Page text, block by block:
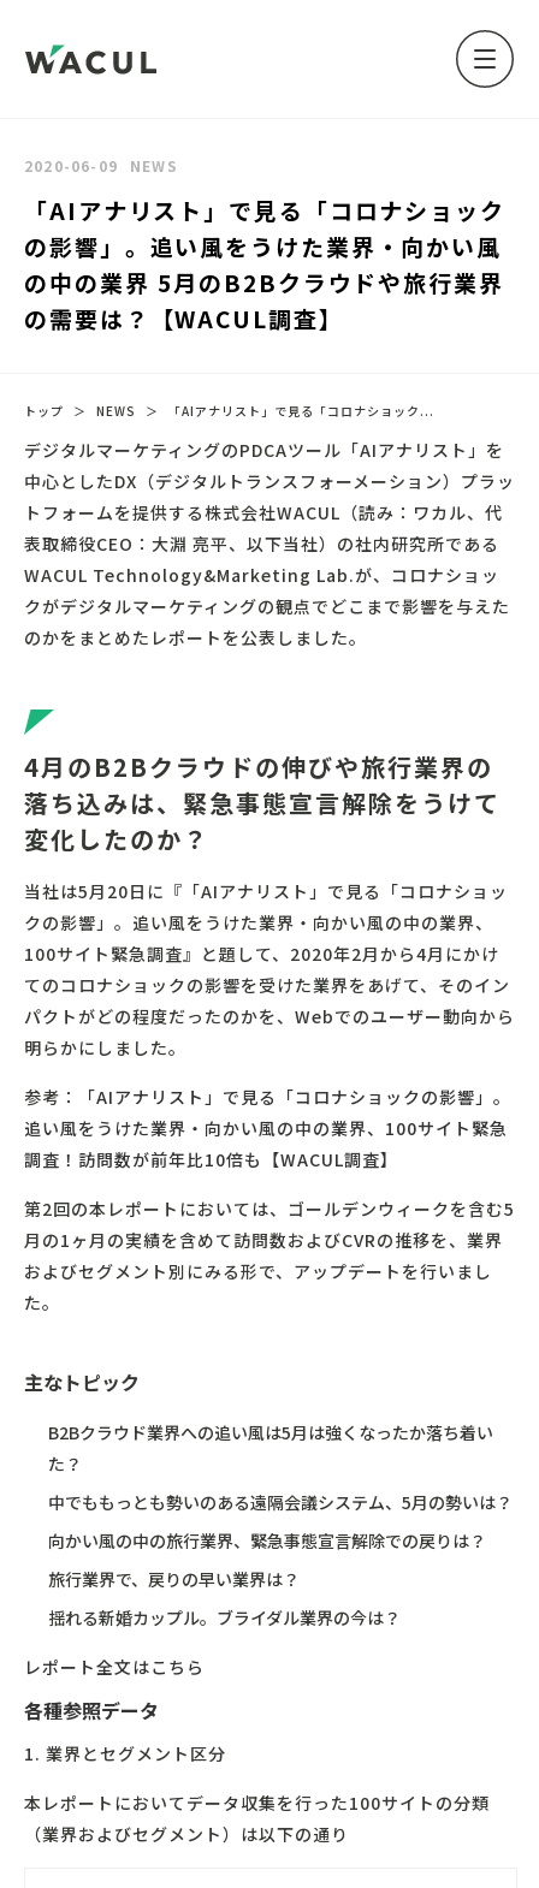
2020-06-09 NEWS
「AIアナリスト」で見る「コロナショック
の影響」。追い風をうけた業界・向かい風
の中の業界 5月のB2Bクラウドや旅行業界
の需要は？【WACUL調査】
トップ ＞ NEWS ＞ 「AIアナリスト」で見る「コロナショック...
デジタルマーケティングのPDCAツール「AIアナリスト」を
中心としたDX（デジタルトランスフォーメーション）プラッ
トフォームを提供する株式会社WACUL（読み：ワカル、代
表取締役CEO：大淵 亮平、以下当社）の社内研究所である
WACUL Technology&Marketing Lab.が、コロナショッ
クがデジタルマーケティングの観点でどこまで影響を与えた
のかをまとめたレポートを公表しました。
4月のB2Bクラウドの伸びや旅行業界の
落ち込みは、緊急事態宣言解除をうけて
変化したのか？
当社は5月20日に『「AIアナリスト」で見る「コロナショッ
クの影響」。追い風をうけた業界・向かい風の中の業界、
100サイト緊急調査』と題して、2020年2月から4月にかけ
てのコロナショックの影響を受けた業界をあげて、そのイン
パクトがどの程度だったのかを、Webでのユーザー動向から
明らかにしました。
参考：
「AIアナリスト」で見る「コロナショックの影響」。
追い風をうけた業界・向かい風の中の業界、100サイト緊急
調査！訪問数が前年比10倍も【WACUL調査】
第2回の本レポートにおいては、ゴールデンウィークを含む5
月の1ヶ月の実績を含めて訪問数およびCVRの推移を、業界
およびセグメント別にみる形で、アップデートを行いまし
た。
主なトピック
B2Bクラウド業界への追い風は5月は強くなったか落ち着い
た？
中でももっとも勢いのある遠隔会議システム、5月の勢いは？
向かい風の中の旅行業界、緊急事態宣言解除での戻りは？
旅行業界で、戻りの早い業界は？
揺れる新婚カップル。ブライダル業界の今は？
レポート全文はこちら
各種参照データ
1. 業界とセグメント区分
本レポートにおいてデータ収集を行った100サイトの分類
（業界およびセグメント）は以下の通り